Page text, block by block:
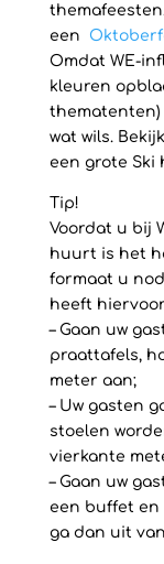
een
Omdat WE-
kleuren
wat wils. Bekijk
een grote Ski
Tip!
Voordat u bij
huurt is het
formaat u
heeft
– Gaan uw
praattafels,
meter aan;
– Uw gasten
stoelen
vierkante
– Gaan uw
een buffet en
ga dan uit